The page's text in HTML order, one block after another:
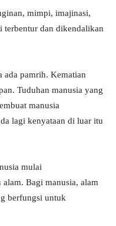
mimpi, imajinasi,
terbentur dan dikendalikan
ada pamrih. Kematian
Tuduhan manusia yang
manusia
lagi kenyataan di luar itu
mulai
Bagi manusia, alam
berfungsi untuk